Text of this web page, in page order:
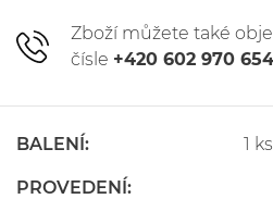
Zboží můžete také
čísle +420 602 970 654
BALENÍ: 1 ks
PROVEDENÍ: